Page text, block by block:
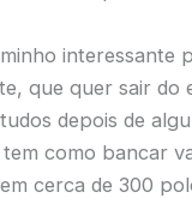
interessante
que quer sair do
depois de
como bancar
cerca de 300